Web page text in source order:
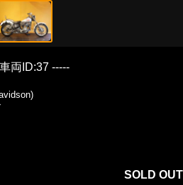
両ID:37 -----
SOLD OUT